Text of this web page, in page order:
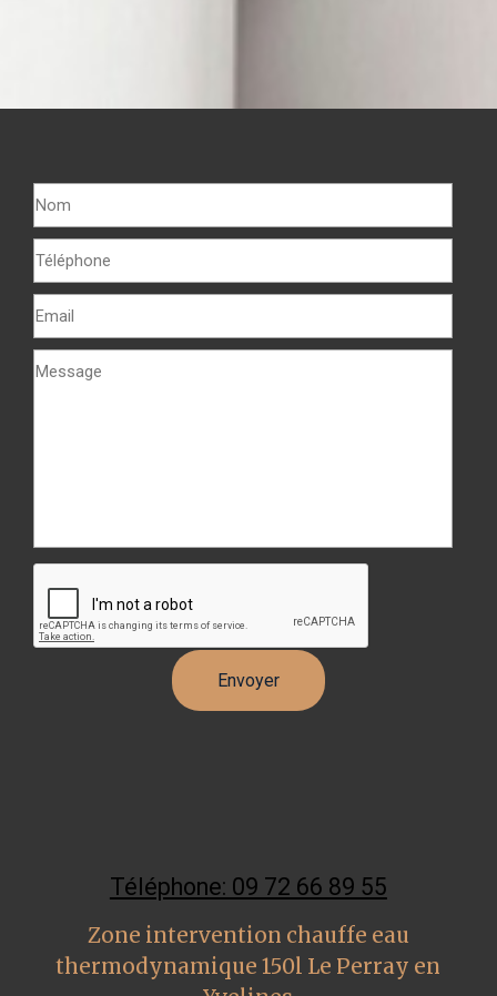
Téléphone: 09 72 66 89 55
Zone intervention chauffe eau
thermodynamique 150l Le Perray en